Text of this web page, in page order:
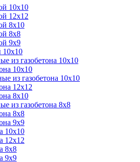
10х10
12х12
8х10
8х8
9х9
10х10
из газобетона 10х10
10х10
из газобетона 10х10
12х12
8х10
из газобетона 8х8
8х8
9х9
10х10
12х12
8х8
9х9